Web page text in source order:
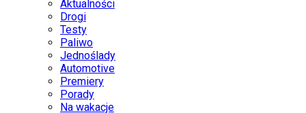
Aktualności
Drogi
Testy
Paliwo
Jednoślady
Automotive
Premiery
Porady
Na wakacje